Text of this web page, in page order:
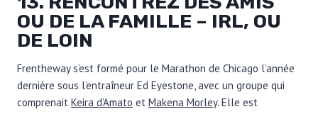
OU DE LA FAMILLE – IRL, OU
DE LOIN
Frentheway s’est formé pour le Marathon de Chicago l’année
dernière sous l’entraîneur Ed Eyestone, avec un groupe qui
comprenait Keira d’Amato et Makena Morley. Elle est